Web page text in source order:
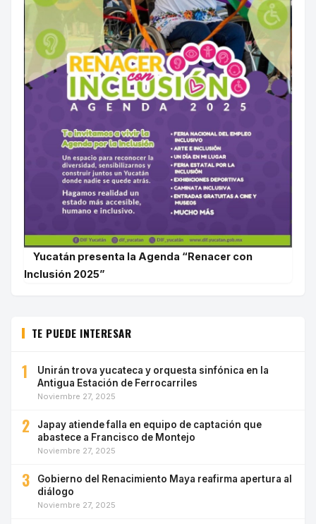
Yucatán presenta la Agenda “Renacer con
Inclusión 2025”
TE PUEDE INTERESAR
1
Unirán trova yucateca y orquesta sinfónica en la
Antigua Estación de Ferrocarriles
Noviembre 27, 2025
2
Japay atiende falla en equipo de captación que
abastece a Francisco de Montejo
Noviembre 27, 2025
3
Gobierno del Renacimiento Maya reafirma apertura al
diálogo
Noviembre 27, 2025